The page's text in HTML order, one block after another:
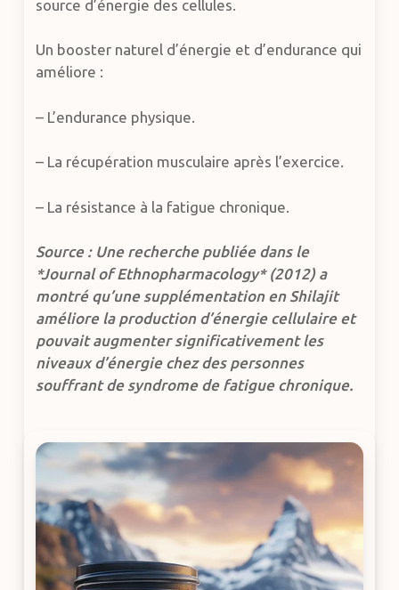
source d’énergie des cellules.
Un booster naturel d’énergie et d’endurance qui
améliore :
– L’endurance physique.
– La récupération musculaire après l’exercice.
– La résistance à la fatigue chronique.
Source : Une recherche publiée dans le
*Journal of Ethnopharmacology* (2012) a
montré qu’une supplémentation en Shilajit
améliore la production d’énergie cellulaire et
pouvait augmenter significativement les
niveaux d’énergie chez des personnes
souffrant de syndrome de fatigue chronique.